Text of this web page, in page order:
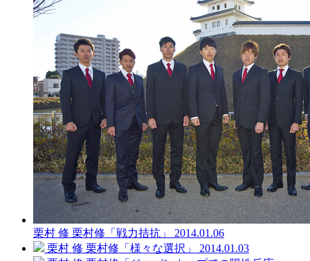
栗村 修 栗村修「戦力拮抗」
2014.01.06
栗村 修 栗村修「様々な選択」
2014.01.03